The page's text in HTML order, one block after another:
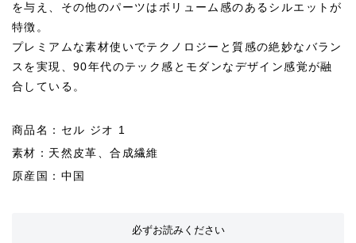
を与え、その他のパーツはボリューム感のあるシルエットが
特徴。
プレミアムな素材使いでテクノロジーと質感の絶妙なバラン
スを実現、90年代のテック感とモダンなデザイン感覚が融
合している。
商品名：セル ジオ 1
素材：天然皮革、合成繊維
原産国：中国
必ずお読みください